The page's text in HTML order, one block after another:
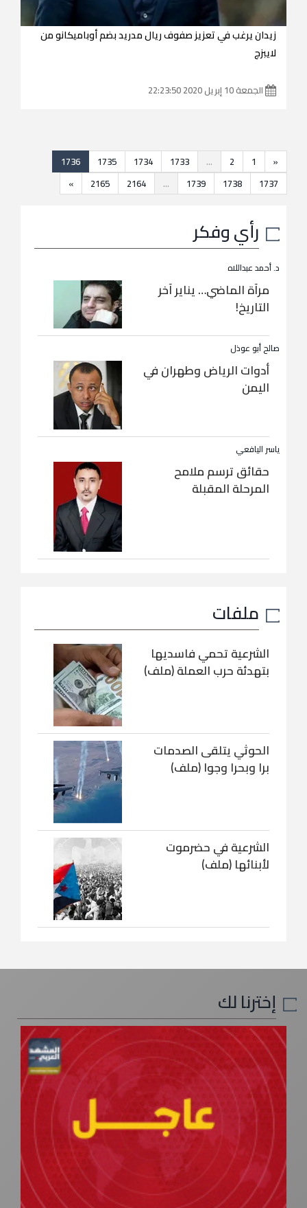
زيدان يرغب في تعزيز صفوف ريال مدريد بضم أوباميكانو من
لايبزج
الجمعة 10 إبريل 2020 22:23:50
«
1
2
...
1733
1734
1735
1736
1737
1738
1739
...
2164
2165
»
رأي وفكر
د. أحمد عبداللاه
مرآة الماضي… يناير آخر
التاريخ!
صالح أبو عوذل
أدوات الرياض وطهران في
اليمن
ياسر اليافعي
حقائق ترسم ملامح
المرحلة المقبلة
ملفات
الشرعية تحمي فاسديها
بتهدئة حرب العملة (ملف)
الحوثي يتلقى الصدمات
برا وبحرا وجوا (ملف)
الشرعية في حضرموت
لأبنائها (ملف)
إخترنا لك